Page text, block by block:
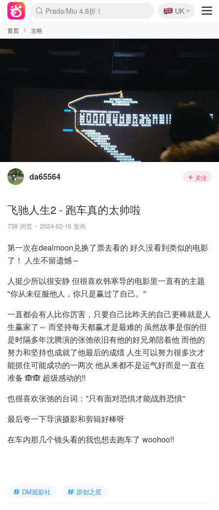
Prada/Miu 4.8折！
🇬🇧
UK
首页 攻略
da65564 关注
飞驰人生2 - 跑车真的太帅啦
738 浏览 2024-02-16 发布
第一次在dealmoon兑换了票去看的 好久没看到类似的电影
了！ 人生不留遗憾～
人挺少所以很安静 但很喜欢韩寒导的电影里一直有的主题
''你从未征服他人，你只是赢过了自己。''
一直都会有人比你厉害，只要自己比昨天的自己更棒就是人
生赢家了～ 而坚持每天都赢才是最难的 虽然故事是假的但
是时隔多年沈腾演的张弛依旧有他的好兄弟陪着他 而他的
努力和坚持也成就了他最后的成绩 人生可以努力很多次才
能抓住可能成功的一两次 他从来都不是运气好而是一直在
准备 🙈🙈 超级感动的!!
也很喜欢张弛的台词：''只有面对恐惧才能战胜恐惧''
最后夸一下导演摄影和剪辑好棒呀
在车内那几个镜头看的我也想去跑车了 woohoo!!
DM观影社 原创之星